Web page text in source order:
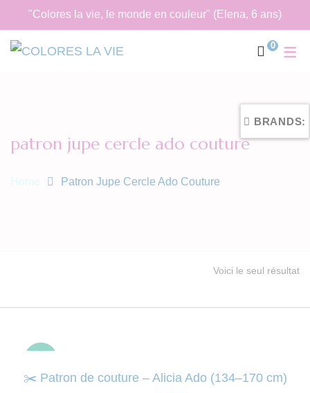
"Colores la vie, le monde en couleur" (Elena, 6 ans)
0
patron jupe cercle ado couture
Home Patron Jupe Cercle Ado Couture
Voici le seul résultat
✂️ Patron de couture – Alicia Ado (134–170 cm)
BRANDS: